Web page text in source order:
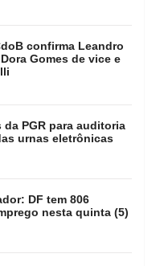
confirma Leandro
Gomes de vice e
PGR para auditoria
urnas eletrônicas
DF tem 806
nesta quinta (5)